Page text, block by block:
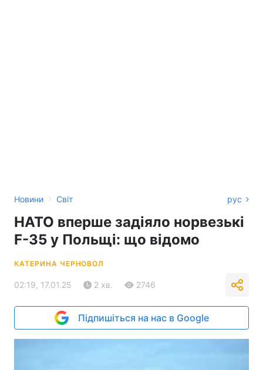
Новини › Світ рус
НАТО вперше задіяло норвезькі
F-35 у Польщі: що відомо
КАТЕРИНА ЧЕРНОВОЛ
02:19, 17.01.25 2 хв. 2746
Підпишіться на нас в Google